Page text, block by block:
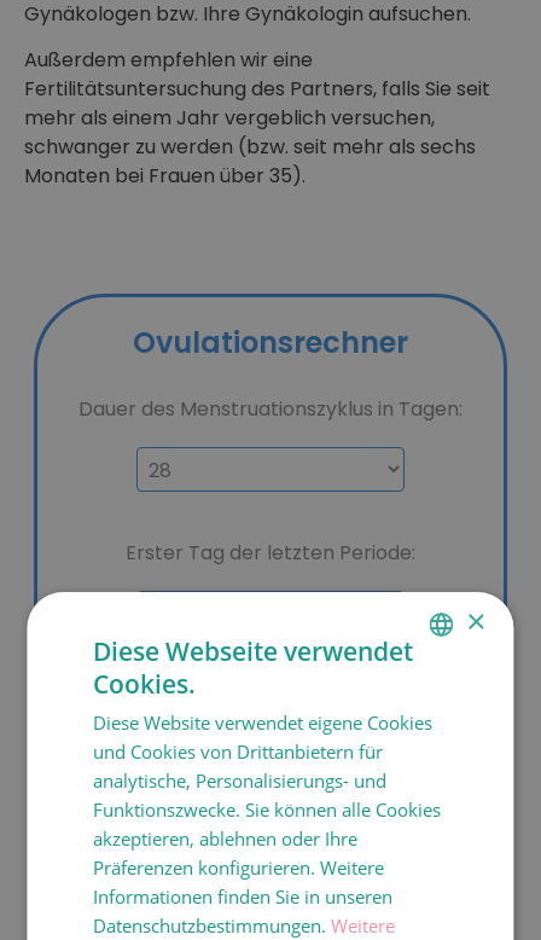
Gynäkologen bzw. Ihre Gynäkologin aufsuchen.
Außerdem empfehlen wir eine
Fertilitätsuntersuchung des Partners, falls Sie seit
mehr als einem Jahr vergeblich versuchen,
schwanger zu werden (bzw. seit mehr als sechs
Monaten bei Frauen über 35).
CATALÀ
FRANÇAIS
×
Diese Webseite verwendet
Cookies.
Diese Website verwendet eigene Cookies
und Cookies von Drittanbietern für
analytische, Personalisierungs- und
Funktionszwecke. Sie können alle Cookies
akzeptieren, ablehnen oder Ihre
Präferenzen konfigurieren. Weitere
Informationen finden Sie in unseren
Datenschutzbestimmungen. Weitere